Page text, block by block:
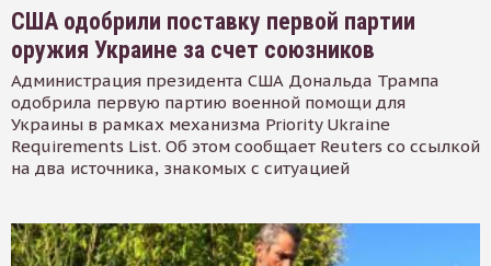
США одобрили поставку первой партии
оружия Украине за счет союзников
Администрация президента США Дональда Трампа
одобрила первую партию военной помощи для
Украины в рамках механизма Priority Ukraine
Requirements List. Об этом сообщает Reuters со ссылкой
на два источника, знакомых с ситуацией